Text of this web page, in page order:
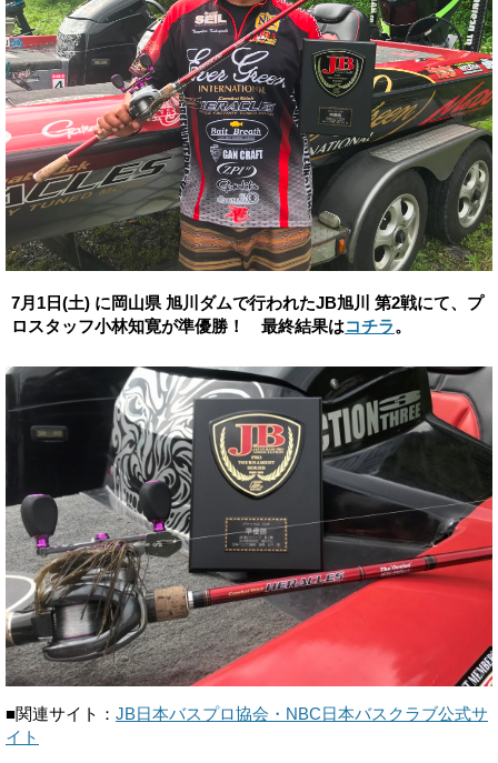
7月1日(土) に岡山県 旭川ダムで行われたJB旭川 第2戦にて、プ
ロスタッフ小林知寛が準優勝！ 最終結果はコチラ。
■関連サイト： JB日本バスプロ協会・NBC日本バスクラブ公式サ
イト